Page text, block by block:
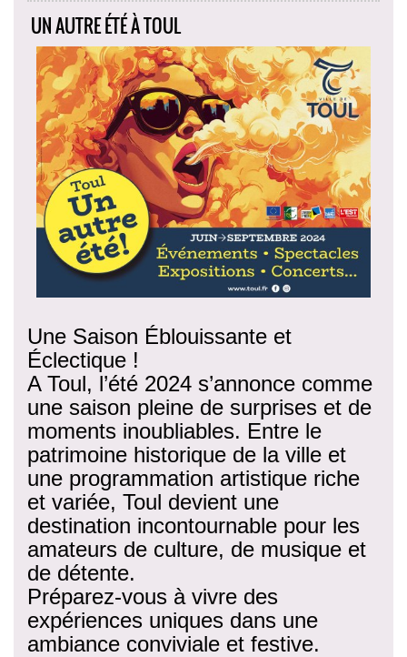
UN AUTRE ÉTÉ À TOUL
Une Saison Éblouissante et
Éclectique !
A Toul, l’été 2024 s’annonce comme
une saison pleine de surprises et de
moments inoubliables. Entre le
patrimoine historique de la ville et
une programmation artistique riche
et variée, Toul devient une
destination incontournable pour les
amateurs de culture, de musique et
de détente.
Préparez-vous à vivre des
expériences uniques dans une
ambiance conviviale et festive.